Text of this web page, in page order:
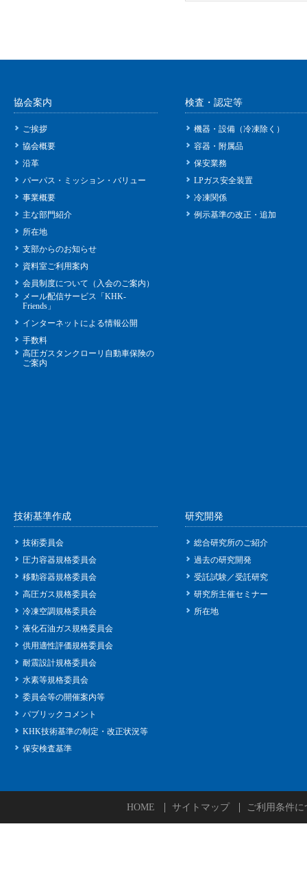
協会案内
ご挨拶
協会概要
沿革
パーパス・ミッション・バリュー
事業概要
主な部門紹介
所在地
支部からのお知らせ
資料室ご利用案内
会員制度について（入会のご案内）
メール配信サービス「KHK-
Friends」
インターネットによる情報公開
手数料
高圧ガスタンクローリ自動車保険の
ご案内
検査・認定等
機器・設備（冷凍除く）
容器・附属品
保安業務
LPガス安全装置
冷凍関係
例示基準の改正・追加
技術基準作成
技術委員会
圧力容器規格委員会
移動容器規格委員会
高圧ガス規格委員会
冷凍空調規格委員会
液化石油ガス規格委員会
供用適性評価規格委員会
耐震設計規格委員会
水素等規格委員会
委員会等の開催案内等
パブリックコメント
KHK技術基準の制定・改正状況等
保安検査基準
研究開発
総合研究所のご紹介
過去の研究開発
受託試験／受託研究
研究所主催セミナー
所在地
HOME サイトマップ ご利用条件に